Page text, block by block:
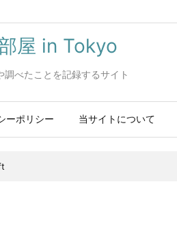
屋 in Tokyo
べたことを記録するサイト
ーポリシー 当サイトについて